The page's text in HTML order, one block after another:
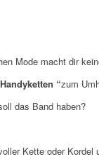
Mode macht dir
“zum
das Band haben?
Kette oder